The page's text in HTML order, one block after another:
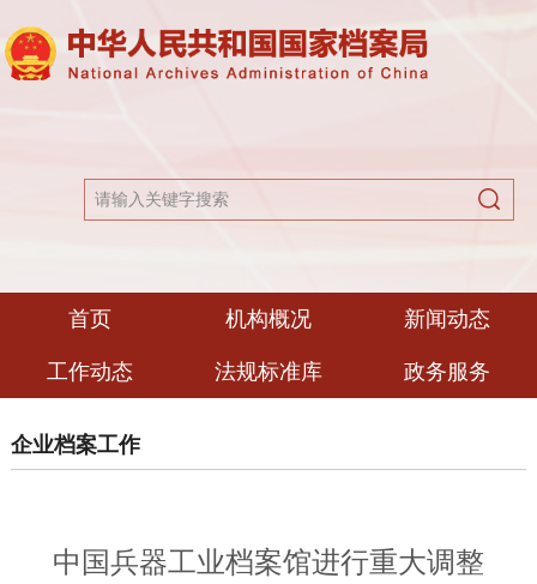
首页 机构概况 新闻动态
工作动态 法规标准库 政务服务
企业档案工作
中国兵器工业档案馆进行重大调整